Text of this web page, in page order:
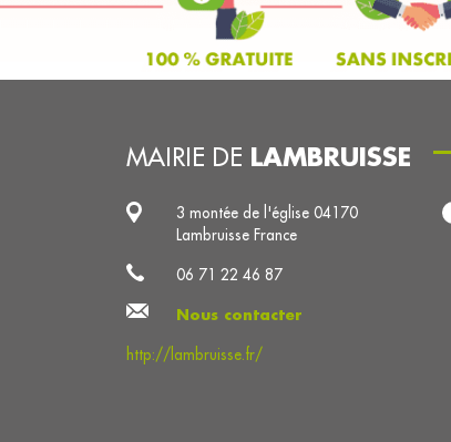
MAIRIE DE LAMBRUISSE
3 montée de l'église 04170
Lambruisse France
06 71 22 46 87
Nous contacter
http://lambruisse.fr/